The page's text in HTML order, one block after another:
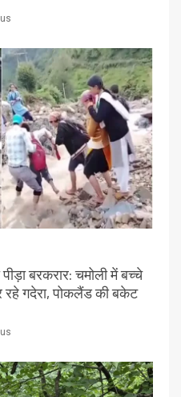
पीड़ा बरकरार: चमोली में बच्चे
रहे गदेरा, पोकलैंड की बकेट